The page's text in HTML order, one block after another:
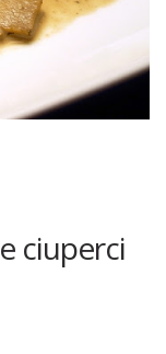
ciuperci